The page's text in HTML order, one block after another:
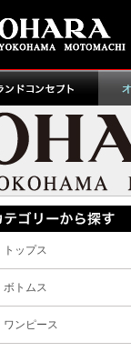
トップス
ボトムス
ワンピース